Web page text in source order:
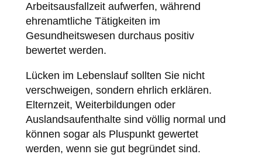
Arbeitsausfallzeit aufwerfen, während
ehrenamtliche Tätigkeiten im
Gesundheitswesen durchaus positiv
bewertet werden.
Lücken im Lebenslauf sollten Sie nicht
verschweigen, sondern ehrlich erklären.
Elternzeit, Weiterbildungen oder
Auslandsaufenthalte sind völlig normal und
können sogar als Pluspunkt gewertet
werden, wenn sie gut begründet sind.